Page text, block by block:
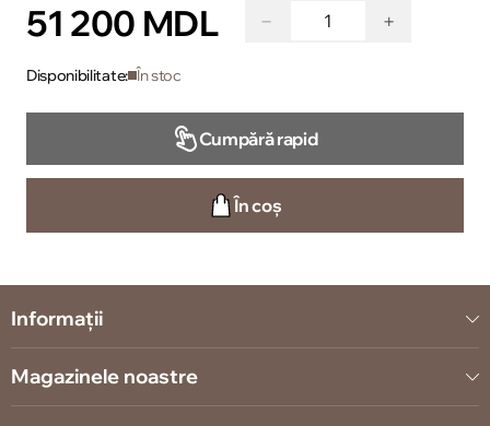
51 200 MDL − +
Disponibilitate: În stoc
Cumpără rapid
În coș
Informații
Magazinele noastre